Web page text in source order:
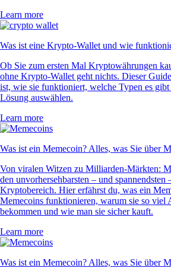
Learn more
Was ist eine Krypto-Wallet und wie
Ob Sie zum ersten Mal Kryptowährungen
ohne Krypto-Wallet geht nichts. Dieser
ist, wie sie funktioniert, welche Typen es
Lösung auswählen.
Learn more
Was ist ein Memecoin? Alles, was Sie über
Von viralen Witzen zu Milliarden-Märkten:
den unvorhersehbarsten – und spannendsten
Kryptobereich. Hier erfährst du, was ein
Memecoins funktionieren, warum sie so viel
bekommen und wie man sie sicher kauft.
Learn more
Was ist ein Memecoin? Alles, was Sie über